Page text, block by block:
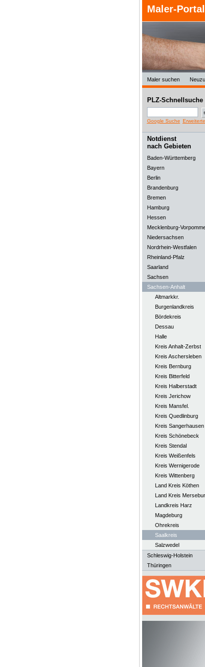
Maler-Portal
Maler suchen
PLZ-Schnellsuche
Google Suche
Notdienst
nach Gebieten
Baden-Württemberg
Bayern
Berlin
Brandenburg
Bremen
Hamburg
Hessen
Mecklenburg-
Niedersachsen
Nordrhein-Westfalen
Rheinland-Pfalz
Saarland
Sachsen
Sachsen-Anhalt
Altmarkkr.
Burgenlandkreis
Bördekreis
Dessau
Halle
Kreis Anhalt-Zerbst
Kreis Aschersleben
Kreis Bernburg
Kreis Bitterfeld
Kreis Halberstadt
Kreis Jerichow
Kreis Mansfel.
Kreis Quedlinburg
Kreis Sangerhausen
Kreis Schönebeck
Kreis Stendal
Kreis Weißenfels
Kreis Wernigerode
Kreis Wittenberg
Land Kreis Köthen
Land Kreis
Landkreis Harz
Magdeburg
Ohrekreis
Saalkreis
Salzwedel
Schleswig-Holstein
Thüringen